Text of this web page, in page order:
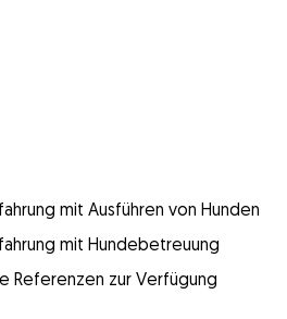
mit Ausführen von Hunden
mit Hundebetreuung
Referenzen zur Verfügung